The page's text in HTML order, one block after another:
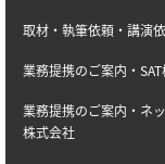
取材・執筆依頼・講演
業務提携のご案内・
業務提携のご案内・ネ
株式会社